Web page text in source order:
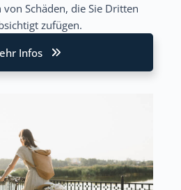
Schäden, die Sie Dritten
zufügen.
Infos